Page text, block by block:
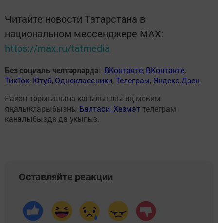
Читайте новости Татарстана в
национальном мессенджере MАХ:
https://max.ru/tatmedia
Без социаль челтәрләрдә: ВКонтакте, ВКонтакте,
ТикТок, Ютуб, Одноклассники,Телеграм, Яндекс.Дзен
Район тормышына кагылышлы иң мөһим
яңалыкларыбызны Балтаси_Хезмэт телеграм
каналыбызда да укыгыз.
Оставляйте реакции